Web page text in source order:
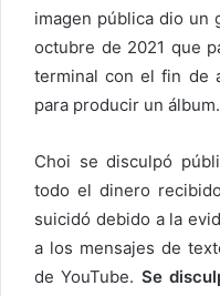
imagen pública dio un
octubre de 2021 que
terminal con el fin de
para producir un álbum.
Choi se disculpó
todo el dinero
suicidó debido a la
a los mensajes de
de YouTube. Se